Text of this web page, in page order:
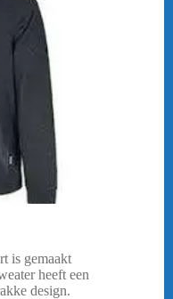
is gemaakt
heeft een
design.